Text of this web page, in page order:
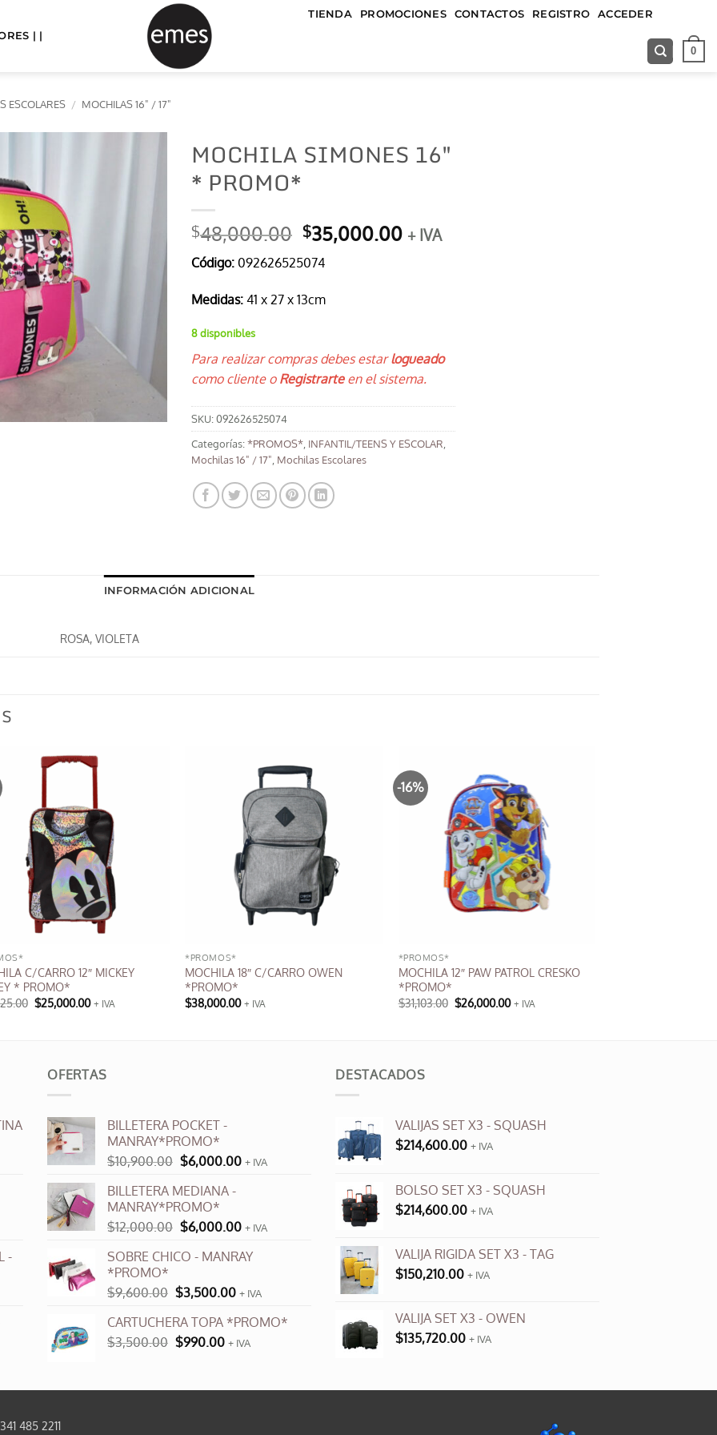
| |
TIENDA PROMOCIONES CONTACTOS REGISTRO ACCEDER
0
ESCOLARES / MOCHILAS 16" / 17"
MOCHILA SIMONES 16″
* PROMO*
$48,000.00 El
precio
original
era:
$48,000.00.
$35,000.00El+ IVA
Código: 092626525074
Medidas: 41 x 27 x 13cm
8 disponibles
Para realizar compras debes estarlogueado
como cliente oRegistrarteen el sistema.
SKU:092626525074
Categorías:*PROMOS* INFANTIL/TEENS Y ESCOLAR
Mochilas 16" / 17" Mochilas Escolares
INFORMACIÓN ADICIONAL
ROSA, VIOLETA
C/CARRO 12″ MICKEY
* PROMO*
El
precio
$25,000.00El+ IVA
*PROMOS*
MOCHILA 18″ C/CARRO OWEN
*PROMO*
$38,000.00 + IVA
opciones
se
pueden
en
la
página
de
-16%
*PROMOS*
MOCHILA 12″ PAW PATROL CRESKO
*PROMO*
$31,103.00 El
precio
$26,000.00El+ IVA
-
OFERTAS
BILLETERA POCKET -
MANRAY*PROMO*
$10,900.00 El
original
era:
$10,900.00.
$6,000.00El
$6,000.00.
+ IVA
BILLETERA MEDIANA -
MANRAY*PROMO*
$12,000.00 El
original
$12,000.00.
$6,000.00El
actual
$6,000.00.
+ IVA
SOBRE CHICO - MANRAY
*PROMO*
$9,600.00 El
original
era:
$3,500.00El
actual
es:
+ IVA
CARTUCHERA TOPA *PROMO*
$3,500.00 El
era:
$990.00El
es:
+ IVA
DESTACADOS
VALIJAS SET X3 - SQUASH
$214,600.00 + IVA
BOLSO SET X3 - SQUASH
$214,600.00 + IVA
VALIJA RIGIDA SET X3 - TAG
$150,210.00 + IVA
VALIJA SET X3 - OWEN
$135,720.00 + IVA
485 2211